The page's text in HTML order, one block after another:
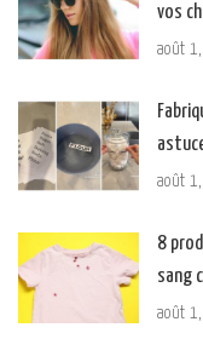
vos
août
août
8
sang
août